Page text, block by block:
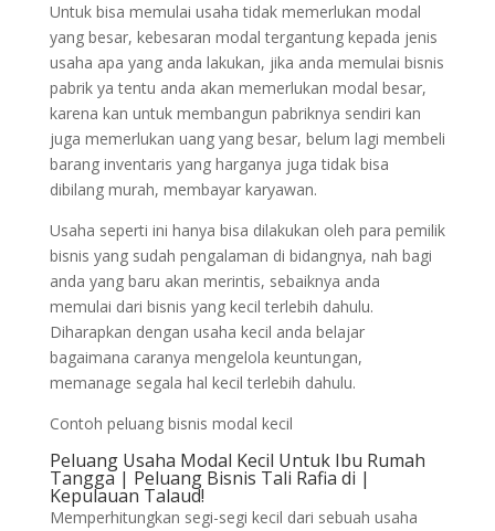
Untuk bisa memulai usaha tidak memerlukan modal
yang besar, kebesaran modal tergantung kepada jenis
usaha apa yang anda lakukan, jika anda memulai bisnis
pabrik ya tentu anda akan memerlukan modal besar,
karena kan untuk membangun pabriknya sendiri kan
juga memerlukan uang yang besar, belum lagi membeli
barang inventaris yang harganya juga tidak bisa
dibilang murah, membayar karyawan.
Usaha seperti ini hanya bisa dilakukan oleh para pemilik
bisnis yang sudah pengalaman di bidangnya, nah bagi
anda yang baru akan merintis, sebaiknya anda
memulai dari bisnis yang kecil terlebih dahulu.
Diharapkan dengan usaha kecil anda belajar
bagaimana caranya mengelola keuntungan,
memanage segala hal kecil terlebih dahulu.
Contoh peluang bisnis modal kecil
Peluang Usaha Modal Kecil Untuk Ibu Rumah
Tangga | Peluang Bisnis Tali Rafia di |
Kepulauan Talaud!
Memperhitungkan segi-segi kecil dari sebuah usaha